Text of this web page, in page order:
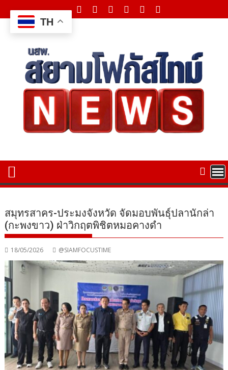
to
content
สมุทรสาคร-ประมงจังหวัด จัดมอบพันธุ์ปลานักล่า
(กะพงขาว) ฝ่าวิกฤตพิชิตหมอคางดำ
18/05/2026 @SIAMFOCUSTIME
TH